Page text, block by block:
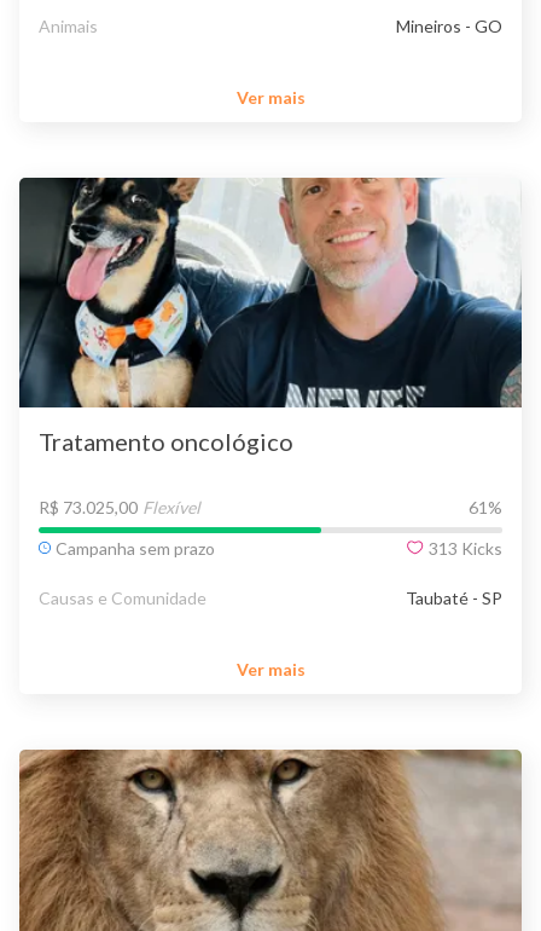
Animais Mineiros - GO
Ver mais
Tratamento oncológico
R$ 73.025,00 Flexível 61 %
Campanha sem prazo
313 Kicks
Causas e Comunidade Taubaté - SP
Ver mais